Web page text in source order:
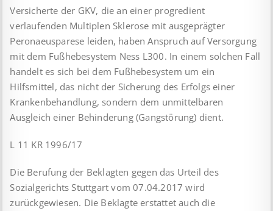
Versicherte der GKV, die an einer progredient
verlaufenden Multiplen Sklerose mit ausgeprägter
Peronaeusparese leiden, haben Anspruch auf Versorgung
mit dem Fußhebesystem Ness L300. In einem solchen Fall
handelt es sich bei dem Fußhebesystem um ein
Hilfsmittel, das nicht der Sicherung des Erfolgs einer
Krankenbehandlung, sondern dem unmittelbaren
Ausgleich einer Behinderung (Gangstörung) dient.
L 11 KR 1996/17
Die Berufung der Beklagten gegen das Urteil des
Sozialgerichts Stuttgart vom 07.04.2017 wird
zurückgewiesen. Die Beklagte erstattet auch die